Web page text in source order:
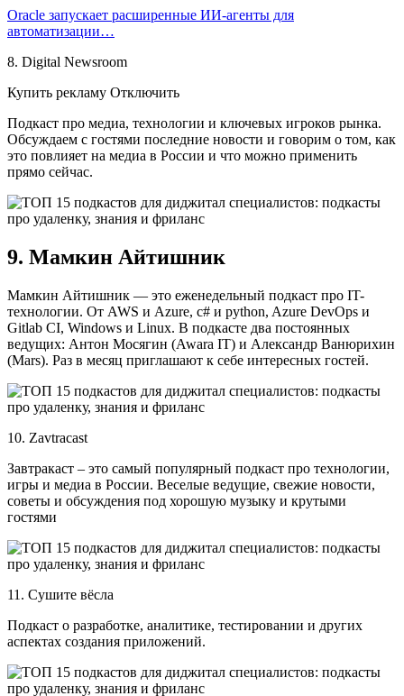
Oracle запускает расширенные ИИ‑агенты для
автоматизации…
8. Digital Newsroom
Купить рекламу Отключить
Подкаст про медиа, технологии и ключевых игроков рынка.
Обсуждаем с гостями последние новости и говорим о том, как
это повлияет на медиа в России и что можно применить
прямо сейчас.
9. Мамкин Айтишник
Мамкин Айтишник — это еженедельный подкаст про IT-
технологии. От AWS и Azure, c# и python, Azure DevOps и
Gitlab CI, Windows и Linux. В подкасте два постоянных
ведущих: Антон Мосягин (Awara IT) и Александр Ванюрихин
(Mars). Раз в месяц приглашают к себе интересных гостей.
10. Zavtracast
Завтракаст – это самый популярный подкаст про технологии,
игры и медиа в России. Веселые ведущие, свежие новости,
советы и обсуждения под хорошую музыку и крутыми
гостями
11. Сушите вёсла
Подкаст о разработке, аналитике, тестировании и других
аспектах создания приложений.